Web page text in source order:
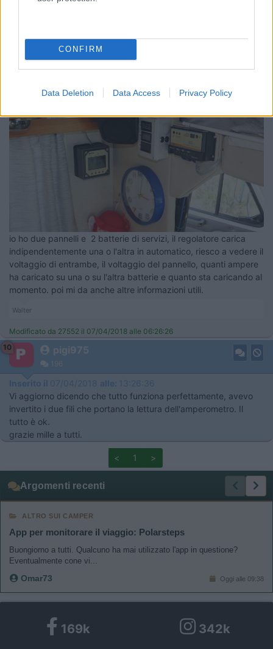
CONFIRM
Data Deletion Data Access Privacy Policy
Inserito il06/04/2018
27552
914
io ho due pannelli e 2 batterie di servizi, il regolatore carica
indipendentemente una o l'altra in automatico, riesco a vedere il
voltaggio di entrambe, il voltaggio del pannello, quanti ampere
ha caricato su una o su l'altra batterie e quanto sta caricando al
momento. poi mi da anche altre informazioni utili.
Walter
Modificato da 27552 il 07/04/2018 alle 06:26:26
10
pigi975
196
Inserito il 07/04/2018 alle: 13:26:36
Vi aggiorno dicendo che tutto funziona perfettamente, avevo
invertito i due fili che portano la lettura dell'amperometro. Il
tutto è ok.
grazie mille a tutti.
< 1 >
Argomenti recenti
ALTRO SUI CAMPER
App per monitorare il viaggio: Polarsteps
Buongiorno a tutti. Qualcuno ha mai utilizzato l'app in questione?
Eventualmente cone vi...
Omar73 Oggi alle 09:38
169k 342k